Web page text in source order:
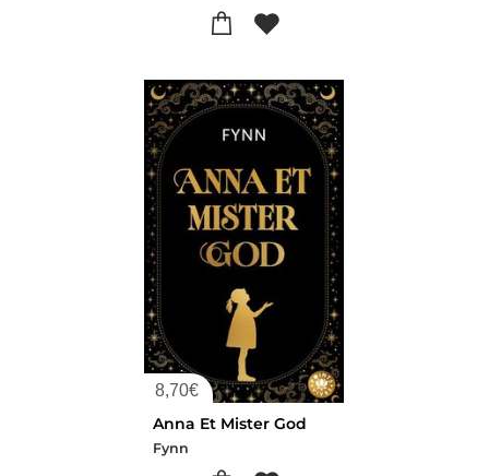
8,70€
Anna Et Mister God
Fynn